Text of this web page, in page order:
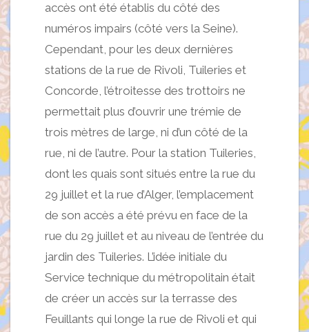
accès ont été établis du côté des
numéros impairs (côté vers la Seine).
Cependant, pour les deux dernières
stations de la rue de Rivoli, Tuileries et
Concorde, l’étroitesse des trottoirs ne
permettait plus d’ouvrir une trémie de
trois mètres de large, ni d’un côté de la
rue, ni de l’autre. Pour la station Tuileries,
dont les quais sont situés entre la rue du
29 juillet et la rue d’Alger, l’emplacement
de son accès a été prévu en face de la
rue du 29 juillet et au niveau de l’entrée du
jardin des Tuileries. L’idée initiale du
Service technique du métropolitain était
de créer un accès sur la terrasse des
Feuillants qui longe la rue de Rivoli et qui